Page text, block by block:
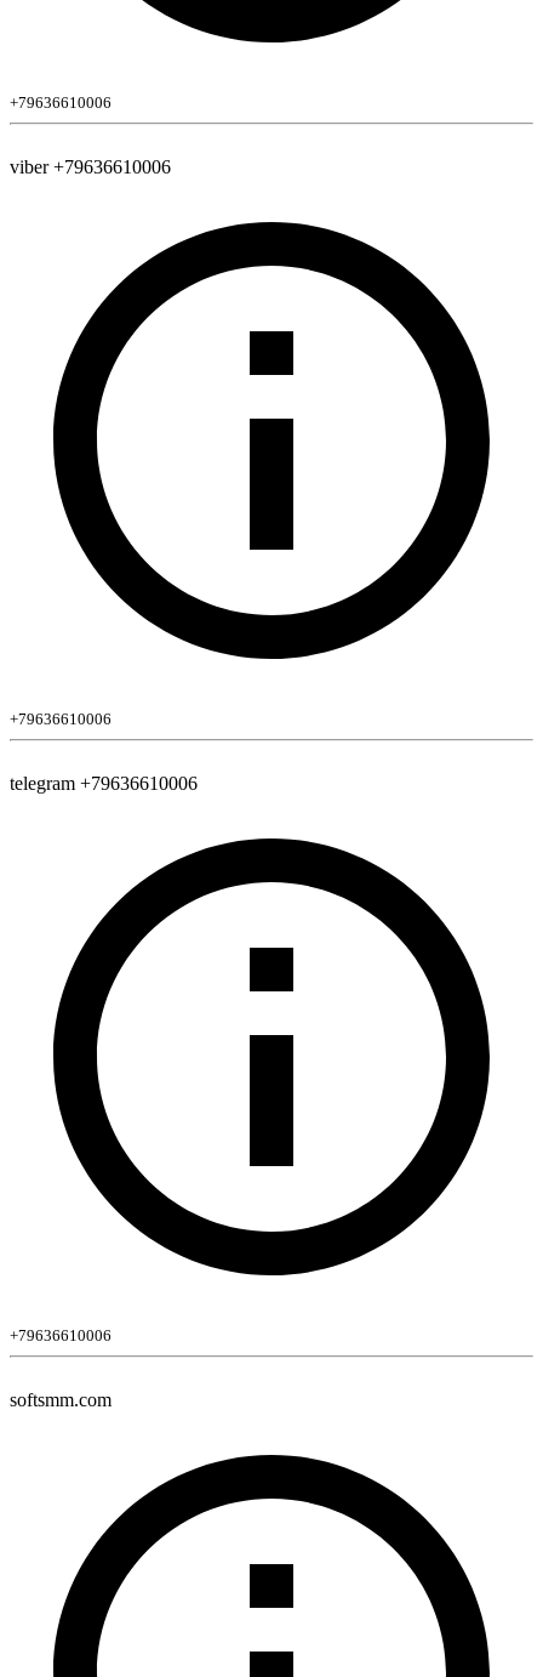
+79636610006
viber +79636610006
+79636610006
telegram +79636610006
+79636610006
softsmm.com